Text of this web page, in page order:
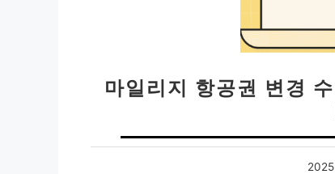
마일리지 항공권 변경